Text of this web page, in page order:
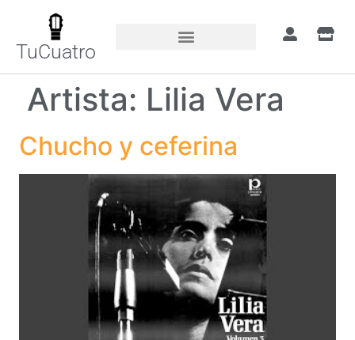
TuCuatro
Artista: Lilia Vera
Chucho y ceferina